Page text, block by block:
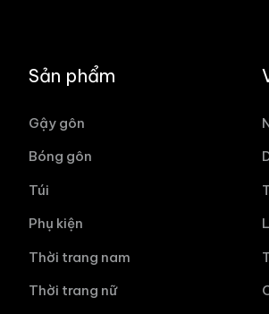
Sản phẩm
Gậy gôn
Bóng gôn
Túi
Phụ kiện
Thời trang nam
Thời trang nữ